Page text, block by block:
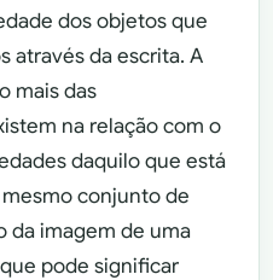
dos objetos que
através da escrita. A
mais das
na relação com o
daquilo que está
conjunto de
da imagem de uma
pode significar